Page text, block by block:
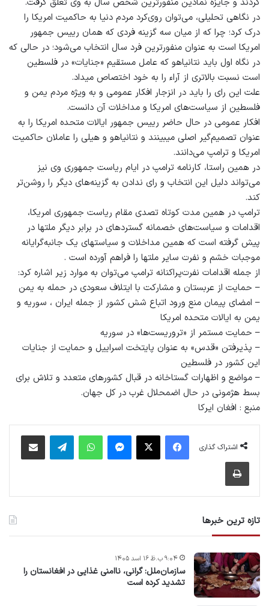
در نگاهی تحلیلی، می‌توان روی‌کرد مردم دنیا به حاکمیت امریکا را
درک کرد؛ چرا که از میان سه گزینه فردی که همان رییس جمهور
امریکا است به عنوان منفورترین فرد سال انتخاب می‌شود؛ در حالی که
در نگاه اول باید نتانیاهو که عامل مستقیم «جنایات» در فلسطین
است نسبت بالاتری از آراء را به خود اختصاص میداد.
علت این رای را باید در انزجار افکار عمومی و به ویژه مردم یمن و
فلسطین از سیاست‌های امریکا و مداخلات آن دانست.
افکار عمومی در حال حاضر رییس جمهور ایالات متحده امریکا را به
عنوان تصمیم‌گیر اصلی میبینند و نتانیاهو و هیلی را عاملان حاکمیت
امریکا و ترامپ می‌دانند.
در همین راستا، کارنامه ترامپ در ایام ریاست جمهوری وی نیز
می‌تواند دلیل این انتخاب و رای ندادن به گزینه‌های دیگر را روشن‌تر
کند.
ترامپ در همین مدت کوتاه تصدی مقام ریاست جمهوری امریکا،
اقدامات و سیاست‌های خصمانه گستردهای در برابر دیگر ملتها در
پیش گرفته است که همین مداخلات و سیاستهای یک جانبه‌گرایانه
موجبات خشم و نفرت سایر ملتها را فراهم آورده است .
از جمله اقدامات نفرت‌پراکنانه ترامپ می‌توان به موارد زیر اشاره کرد:
– حمایت از عربستان و مشارکت با ایتلاف سعودی در حمله به یمن
– امضای پیمان منع ورود اتباع شش کشور از جمله ایران ، سوریه و
یمن به ایالات متحده امریکا
– حمایت مستمر از «تروریست‌ها» در سوریه
– پذیرفتن «قدس» به عنوان پایتخت اسراییل و حمایت از جنایات
این کشور در فلسطین
– مواضع و اظهارات گستاخانه در قبال کشورهای متعدد و تلاش برای
بسط هژمونی در حال اضمحلال غرب در کل جهان.
منبع : افغان ایرکا
اشتراک گذاری
فیس بوک پیام رسان واتس آپ
تازه ترین خبرها
سازمان‌ملل: گرانی، ناامنی غذایی در افغانستان را
تشدید کرده است
۹:۰۴ ب.ظ ۱۶ اسد ۱۴۰۵